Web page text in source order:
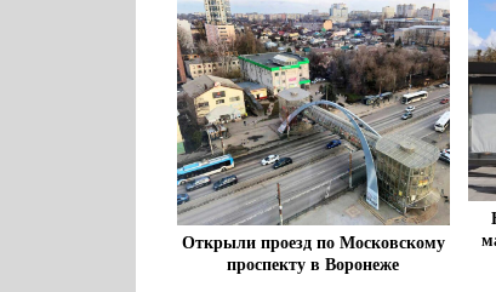
Открыли проезд по Московскому
проспекту в Воронеже